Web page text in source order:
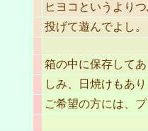
ヒヨコというより
投げて遊んでよし。
箱の中に保存して
しみ、日焼けもあ
ご希望の方には、